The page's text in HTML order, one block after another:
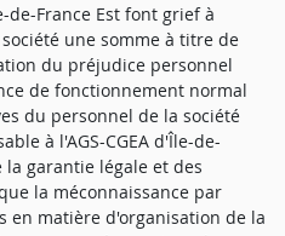
de-France Est font grief à
une somme à titre de
du préjudice personnel
de fonctionnement normal
du personnel de la société
à l'AGS-CGEA d'Île-de-
la garantie légale et des
la méconnaissance par
en matière d'organisation de la